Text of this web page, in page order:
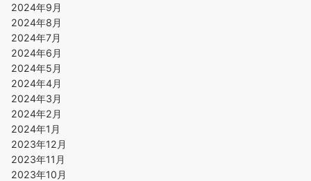
2024年9月
2024年8月
2024年7月
2024年6月
2024年5月
2024年4月
2024年3月
2024年2月
2024年1月
2023年12月
2023年11月
2023年10月